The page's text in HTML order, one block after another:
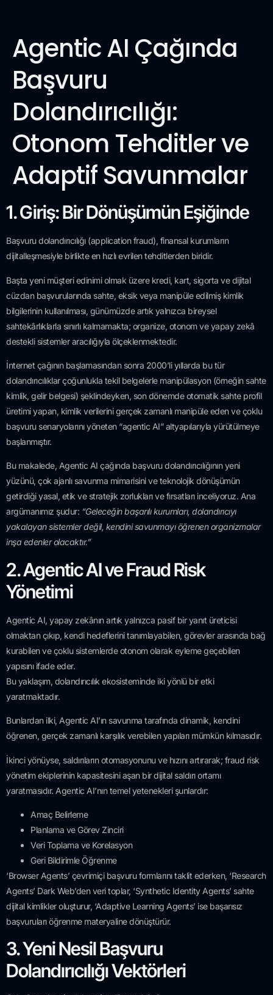
Agentic AI Çağında
Başvuru
Dolandırıcılığı:
Otonom Tehditler ve
Adaptif Savunmalar
1. Giriş: Bir Dönüşümün Eşiğinde
Başvuru dolandırıcılığı (application fraud), finansal kurumların
dijitalleşmesiyle birlikte en hızlı evrilen tehditlerden biridir.
Başta yeni müşteri edinimi olmak üzere kredi, kart, sigorta ve dijital
cüzdan başvurularında sahte, eksik veya manipüle edilmiş kimlik
bilgilerinin kullanılması, günümüzde artık yalnızca bireysel
sahtekârlıklarla sınırlı kalmamakta; organize, otonom ve yapay zekâ
destekli sistemler aracılığıyla ölçeklenmektedir.
İnternet çağının başlamasından sonra 2000’li yıllarda bu tür
dolandırıcılıklar çoğunlukla tekil belgelerle manipülasyon (örneğin sahte
kimlik, gelir belgesi) şeklindeyken, son dönemde otomatik sahte profil
üretimi yapan, kimlik verilerini gerçek zamanlı manipüle eden ve çoklu
başvuru senaryolarını yöneten “agentic AI” altyapılarıyla yürütülmeye
başlanmıştır.
Bu makalede, Agentic AI çağında başvuru dolandırıcılığının yeni
yüzünü, çok ajanlı savunma mimarisini ve teknolojik dönüşümün
getirdiği yasal, etik ve stratejik zorlukları ve fırsatları inceliyoruz. Ana
argümanımız şudur: “Geleceğin başarılı kurumları, dolandırıcıyı
yakalayan sistemler değil, kendini savunmayı öğrenen organizmalar
inşa edenler olacaktır.”
2. Agentic AI ve Fraud Risk
Yönetimi
Agentic AI, yapay zekânın artık yalnızca pasif bir yanıt üreticisi
olmaktan çıkıp, kendi hedeflerini tanımlayabilen, görevler arasında bağ
kurabilen ve çoklu sistemlerde otonom olarak eyleme geçebilen
yapısını ifade eder.
Bu yaklaşım, dolandırıcılık ekosisteminde iki yönlü bir etki
yaratmaktadır.
Bunlardan ilki, Agentic AI’ın savunma tarafında dinamik, kendini
öğrenen, gerçek zamanlı karşılık verebilen yapıları mümkün kılmasıdır.
İkinci yönüyse, saldırıların otomasyonunu ve hızını artırarak; fraud risk
yönetim ekiplerinin kapasitesini aşan bir dijital saldırı ortamı
yaratmasıdır. Agentic AI’nın temel yetenekleri şunlardır:
Amaç Belirleme
Planlama ve Görev Zinciri
Veri Toplama ve Korelasyon
Geri Bildirimle Öğrenme
‘Browser Agents’ çevrimiçi başvuru formlarını taklit ederken, ‘Research
Agents’ Dark Web’den veri toplar, ‘Synthetic Identity Agents’ sahte
dijital kimlikler oluşturur, ‘Adaptive Learning Agents’ ise başarısız
başvuruları öğrenme materyaline dönüştürür.
3. Yeni Nesil Başvuru
Dolandırıcılığı Vektörleri